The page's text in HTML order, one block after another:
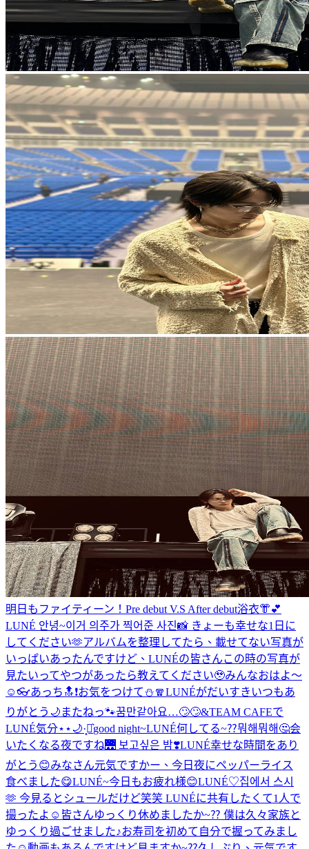
明日もファイティーン！ Pre debut V.S After debut浴衣👘︎💕︎
LUNÉ 안녕~이거 의주가 찍어준 사진📸 きょーも幸せな1日に
してください🫶アルバムを整理してたら、載せてない写真が
いっぱいあったんですけど、LUNÉの皆さんこの時の写真が
見たいってやつがあったら教えてください🥹みんなおはよ〜
☺️👓あっち🔝❗️お気をつけて⛄️🧣LUNÉがだいすき いつもあ
りがとう🌙 またねっ🐾꿈만같아요…🙄🙄&TEAM CAFEで
LUNÉ気分⋆⋆🌙·̩͙‪⋆͛good night~LUNÉ何してる~⁇뭐해뭐해🤔会
いたくなる夜ですね🌉 보고싶은 밤❣️LUNÉ幸せな時間をあり
がとう😊みなさん元気ですかー、今日夜にペッパーライス
食べました😋LUNÉ~今日もお疲れ様😊LUNÉ♡집에서 스시
🫶 今見るとシュールだけど笑笑 LUNÉに共有したくて1人で
撮ったよ☺️ 皆さんゆっくり休めましたか~⁇ 僕は久々家族と
ゆっくり過ごせました♪お寿司を初めて自分で握ってみまし